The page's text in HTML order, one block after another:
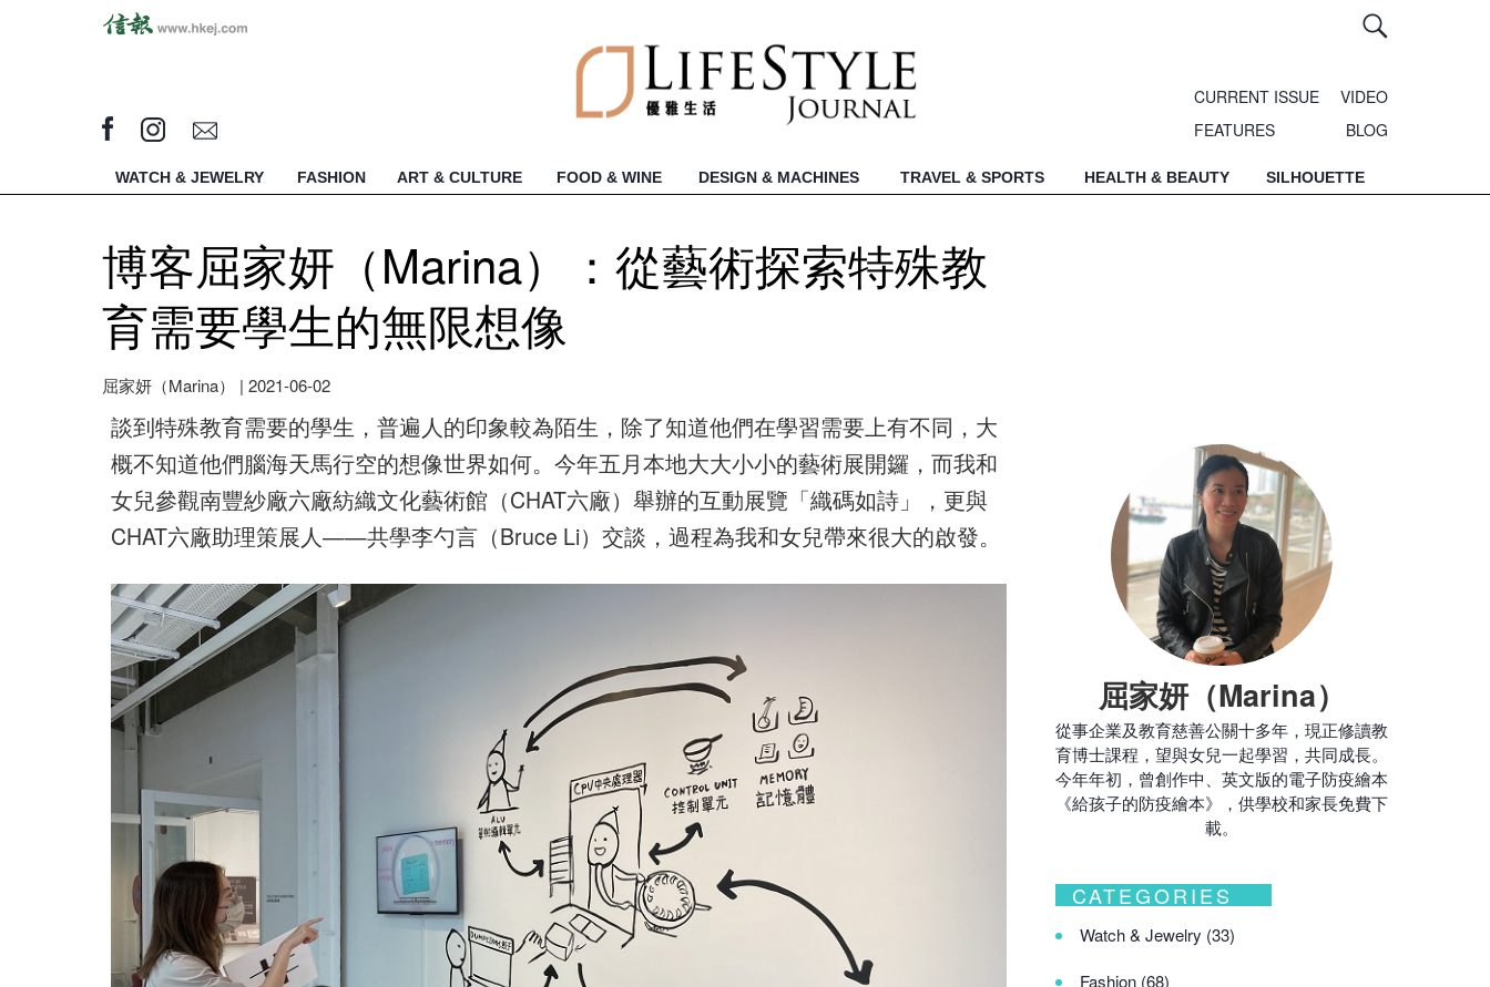
CURRENT ISSUE
VIDEO
FEATURES
BLOG
WATCH & JEWELRY FASHION ART & CULTURE FOOD & WINE DESIGN & MACHINES TRAVEL & SPORTS HEALTH & BEAUTY SILHOUETTE
博客屈家妍（Marina）：從藝術探索特殊教
育需要學生的無限想像
屈家妍（Marina） | 2021-06-02
談到特殊教育需要的學生，普遍人的印象較為陌生，除了知道他們在學習需要上有不同，大
概不知道他們腦海天馬行空的想像世界如何。今年五月本地大大小小的藝術展開鑼，而我和
女兒參觀南豐紗廠六廠紡織文化藝術館（CHAT六廠）舉辦的互動展覽「織碼如詩」，更與
CHAT六廠助理策展人——共學李勺言（Bruce Li）交談，過程為我和女兒帶來很大的啟發。
屈家妍（Marina）
從事企業及教育慈善公關十多年，現正修讀教
育博士課程，望與女兒一起學習，共同成長。
今年年初，曾創作中、英文版的電子防疫繪本
《給孩子的防疫繪本》，供學校和家長免費下
載。
CATEGORIES
Watch & Jewelry (33)
Fashion (68)